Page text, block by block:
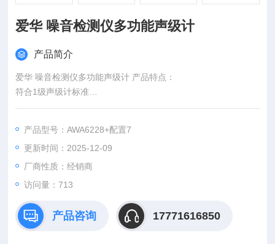
爱华 噪音检测仪多功能声级计
产品简介
爱华 噪音检测仪多功能声级计 产品特点：
符合1级声级计标准
采用数字信号处理技术
多种启动方式，可设置定时自动开关机
产品型号：AWA6228+配置7
更新时间：2025-12-09
厂商性质：经销商
访问量：713
产品咨询 17771616850